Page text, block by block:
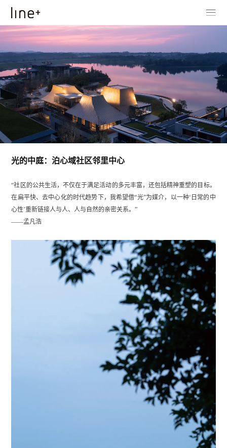
光的中庭：泊心域社区邻里中心
“社区的公共生活，不仅在于满足活动的多元丰富，还包括精神重塑的目标。
在扁平快、去中心化的时代趋势下，我希望借“光”为媒介，以一种‘日常的中
心性’重新链接人与人、人与自然的亲密关系。”
——孟凡浩